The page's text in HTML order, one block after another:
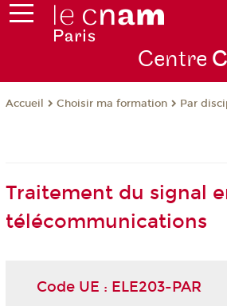
Centre
Accueil Choisir ma formation Par
Traitement du signal
télécommunications
Code UE : ELE203-PAR